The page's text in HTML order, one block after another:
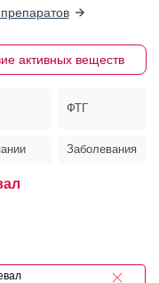
активных веществ
ФТГ
Заболевания